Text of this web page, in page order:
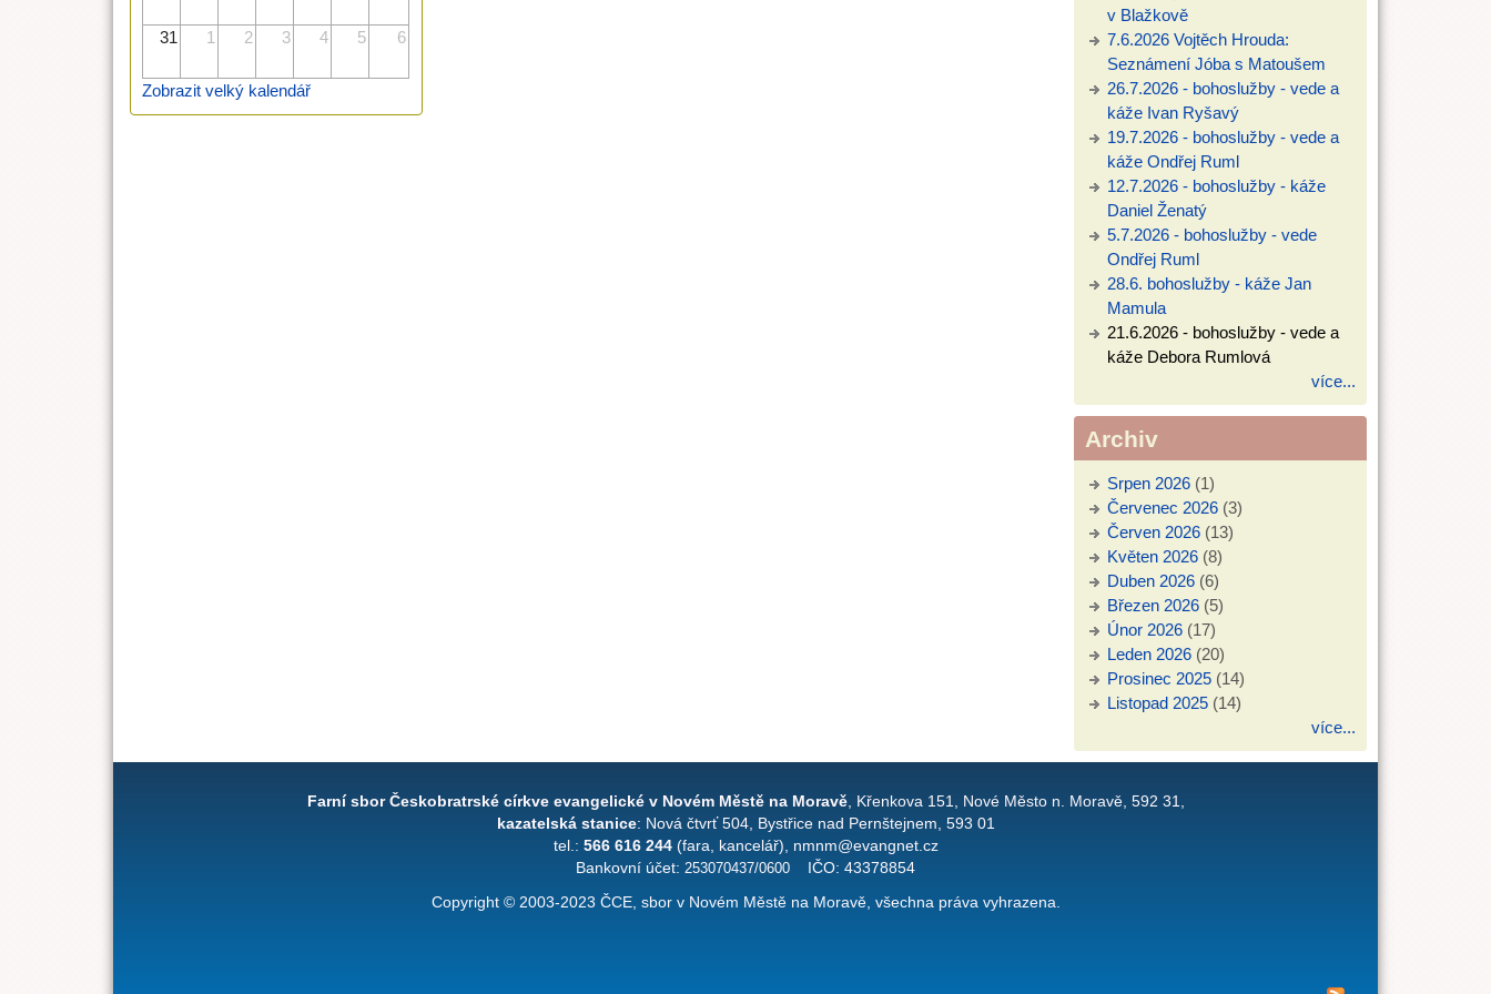
31 1 2 3 4 5 6
Zobrazit velký kalendář
v Blažkově
7.6.2026 Vojtěch Hrouda:
Seznámení Jóba s Matoušem
26.7.2026 - bohoslužby - vede a
káže Ivan Ryšavý
19.7.2026 - bohoslužby - vede a
káže Ondřej Ruml
12.7.2026 - bohoslužby - káže
Daniel Ženatý
5.7.2026 - bohoslužby - vede
Ondřej Ruml
28.6. bohoslužby - káže Jan
Mamula
21.6.2026 - bohoslužby - vede a
káže Debora Rumlová
více...
Archiv
Srpen 2026 (1)
Červenec 2026 (3)
Červen 2026 (13)
Květen 2026 (8)
Duben 2026 (6)
Březen 2026 (5)
Únor 2026 (17)
Leden 2026 (20)
Prosinec 2025 (14)
Listopad 2025 (14)
více...
Farní sbor Českobratrské církve evangelické v Novém Městě na Moravě, Křenkova 151, Nové Město n. Moravě, 592 31,
kazatelská stanice: Nová čtvrť 504, Bystřice nad Pernštejnem, 593 01
tel.: 566 616 244(fara, kancelář), nmnm@evangnet.cz
Bankovní účet: 253070437/0600 IČO: 43378854
Copyright © 2003-2023 ČCE, sbor v Novém Městě na Moravě, všechna práva vyhrazena.